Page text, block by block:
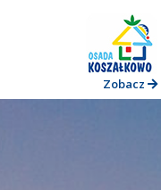
Zobacz